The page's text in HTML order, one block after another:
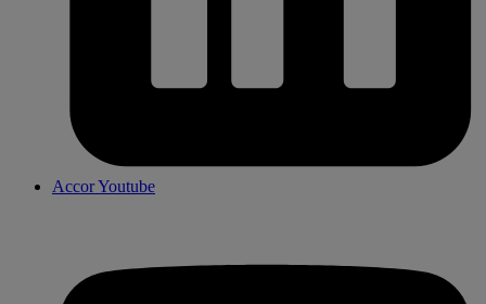
Accor Youtube